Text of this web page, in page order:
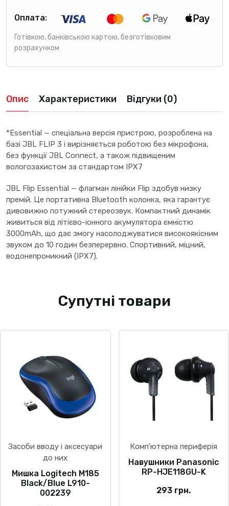
Оплата:
Готівкою, банківською картою, безготівковим
розрахунком
Опис Характеристики Відгуки (0)
*Essential — спеціальна версія пристрою, розроблена на
базі JBL FLIP 3 і вирізняється роботою без мікрофона,
без функції JBL Connect, а також підвищеним
вологозахистом за стандартом IPX7
JBL Flip Essential — флагман лінійки Flip здобув низку
премій. Це портативна Bluetooth колонка, яка гарантує
дивовижно потужний стереозвук. Компактний динамік
живиться від літієво-іонного акумулятора ємністю
3000mAh, що дає змогу насолоджуватися високоякісним
звуком до 10 годин безперервно. Спортивний, міцний,
водонепроникний (IPX7).
Супутні товари
Засоби вводу і аксесуари
до них
Мишка Logitech M185
Black/Blue L910-
002239
Комп’ютерна периферія
Навушники Panasonic
RP-HJE118GU-K
293 грн.